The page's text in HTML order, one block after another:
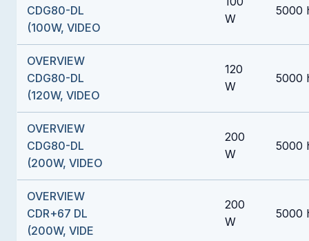
CDG80-DL
(100W, VIDEO
W
5000
OVERVIEW
CDG80-DL
(120W, VIDEO
120
W
5000
OVERVIEW
CDG80-DL
(200W, VIDEO
200
W
5000
OVERVIEW
CDR+67 DL
(200W, VIDE
200
W
5000